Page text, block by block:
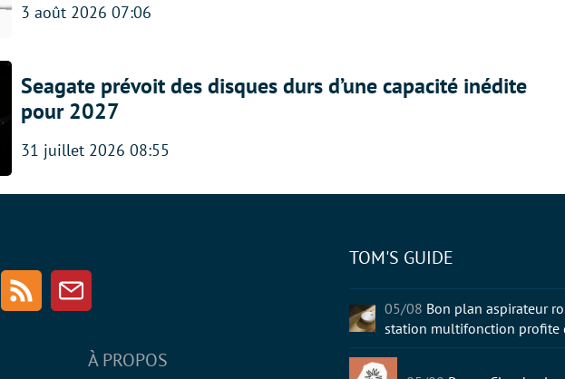
3 août 2026 07:06
Seagate prévoit des disques durs d’une capacité inédite
pour 2027
31 juillet 2026 08:55
Youtube RSS Newsletter
À PROPOS
TOM'S GUIDE
05/08 Bon plan aspirateur
station multifonction profite